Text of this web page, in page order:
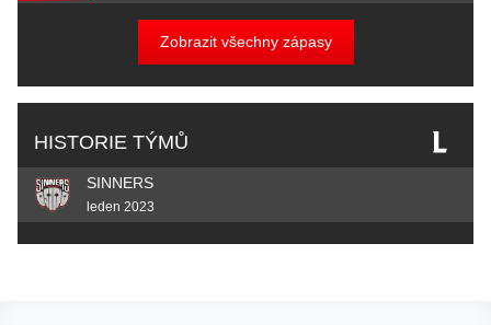
Zobrazit všechny zápasy
HISTORIE TÝMŮ
SINNERS
leden 2023